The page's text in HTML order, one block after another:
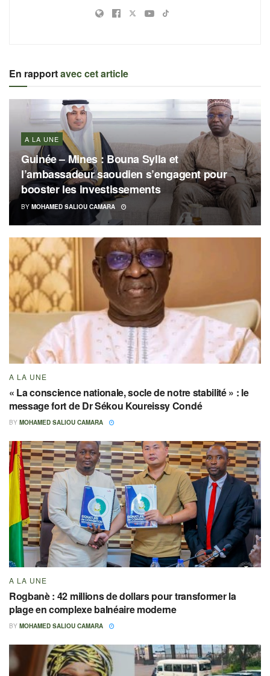
En rapportavec cet article
A LA UNE
Guinée – Mines : Bouna Sylla et
l’ambassadeur saoudien s’engagent pour
booster les investissements
BY MOHAMED SALIOU CAMARA
A LA UNE
« La conscience nationale, socle de notre stabilité » : le
message fort de Dr Sékou Koureissy Condé
BY MOHAMED SALIOU CAMARA
A LA UNE
Rogbanè : 42 millions de dollars pour transformer la
plage en complexe balnéaire moderne
BY MOHAMED SALIOU CAMARA